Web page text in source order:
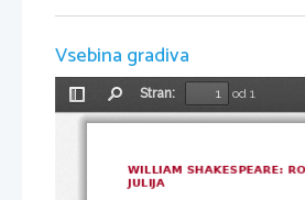
Vsebina gradiva
Preklopi
stransko
Stran:
od 1
WILLIAM SHAKESPEARE:
JULIJA